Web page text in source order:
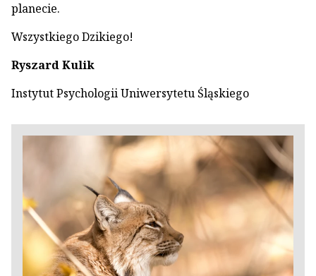
planecie.
Wszystkiego Dzikiego!
Ryszard Kulik
Instytut Psychologii Uniwersytetu Śląskiego